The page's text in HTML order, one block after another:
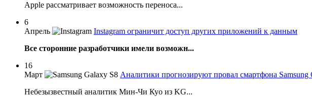
Apple рассматривает возможность переноса...
6
Апрель
Instagram ограничит доступ других приложений к данным
Все сторонние разработчики имели возможн...
16
Март
Аналитики прогнозируют провал смартфона
Небезызвестный аналитик Мин-Чи Куо из KG...